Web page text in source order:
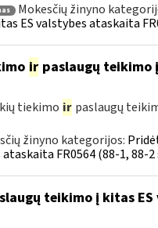
Mokesčių žinyno
ES valstybes ataskaita
irpaslaugų teikimo
tiekimo ir paslaugų
žinyno kategorijos:
FR0564 (88-1, 88-2
teikimo į kitas ES